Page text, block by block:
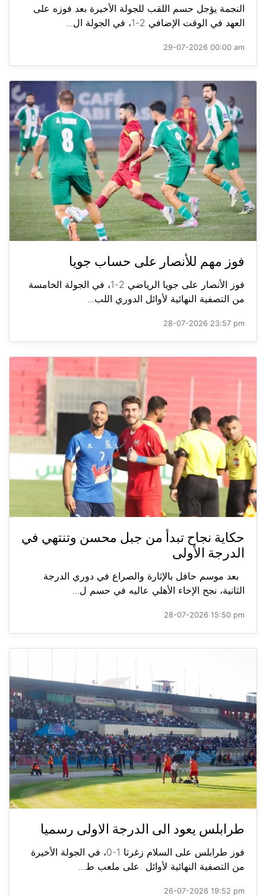
النجمة يؤجل حسم اللقب للجولة الأخيرة بعد فوزه على
العهد في الوقت الإضافي 2-1، في الجولة ال...
29-07-2026 00:00 am
فوز مهم للأنصار على حساب جويا
فوز الأنصار على جويا الرياضي 2-1، في الجولة الخامسة
من التصفية النهائية لأوائل الدوري اللب...
28-07-2026 23:57 pm
حكاية نجاح تبدأ من جبل محسن وتنتهي في
الدرجة الأولى
بعد موسم حافل بالإثارة والصراع في دوري الدرجة
الثانية، نجح الإخاء الأهلي عاليه في حسم ل...
28-07-2026 15:50 pm
طرابلس يعود الى الدرجة الاولى رسميا
فوز طرابلس على السلام زغرتا 1-0، في الجولة الأخيرة
من التصفية النهائية لأوائل على ملعب ط...
26-07-2026 19:52 pm